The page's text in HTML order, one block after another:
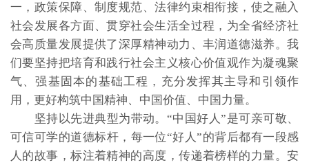
一，政策保障、制度规范、法律约束相衔接，使之融入
社会发展各方面、贯穿社会生活全过程，为全省经济社
会高质量发展提供了深厚精神动力、丰润道德滋养。我
们要坚持把培育和践行社会主义核心价值观作为凝魂聚
气、强基固本的基础工程，充分发挥其主导和引领作
用，更好构筑中国精神、中国价值、中国力量。
坚持以先进典型为带动。“中国好人”是可亲可敬、
可信可学的道德标杆，每一位“好人”的背后都有一段感
人的故事，标注着精神的高度，传递着榜样的力量。安